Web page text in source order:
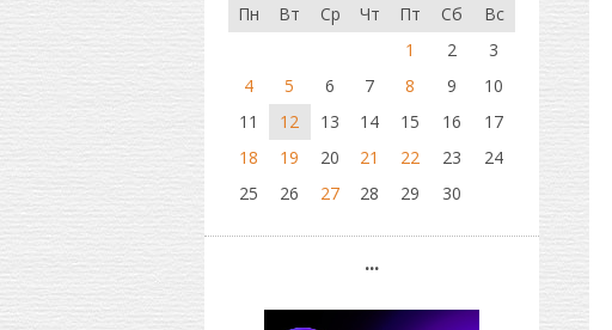
Пн
Вт Ср Чт Пт Сб
Вс
1
2
3
4
5 6 7 8 9
10
11
12 13 14 15 16
17
18
19 20 21 22 23
24
25
26 27 28 29 30
...